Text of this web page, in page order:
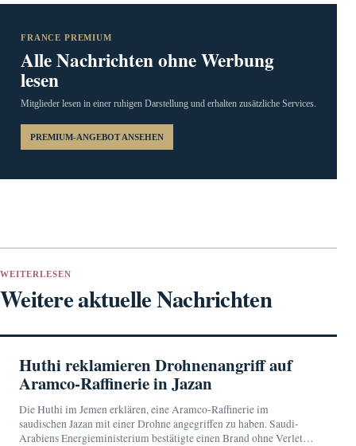
FRANCE PREMIUM
Alle Nachrichten ohne Werbung
lesen
Mitglieder lesen in einer ruhigen Darstellung und erhalten zusätzliche Services.
PREMIUM-ANGEBOT ANSEHEN
WEITERLESEN
Weitere aktuelle Nachrichten
Huthi reklamieren Drohnenangriff auf
Aramco-Raffinerie in Jazan
Die Huthi im Jemen erklären, eine Aramco-Raffinerie im
saudischen Jazan mit einer Drohne angegriffen zu haben. Saudi-
Arabiens Energieministerium bestätigte einen Brand ohne Verletzte,